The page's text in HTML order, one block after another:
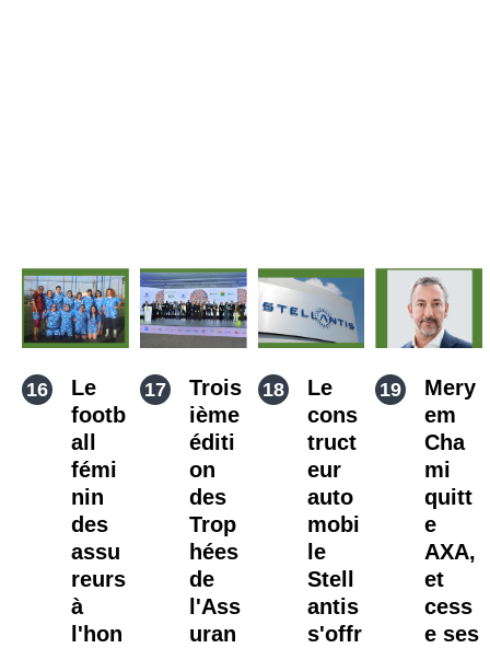
Le
footb
all
fémi
nin
des
assu
reurs
à
l'hon
Trois
ième
éditi
on
des
Trop
hées
de
l'Ass
uran
Le
cons
truct
eur
auto
mobi
le
Stell
antis
s'offr
Mery
em
Cha
mi
quitt
e
AXA,
et
cess
e ses